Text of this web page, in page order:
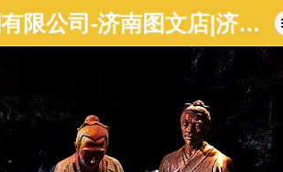
山东学府图文数码印刷有限公司-济南图文店|济南标书制作|济南数码快印-济南学府图文快印有限公司